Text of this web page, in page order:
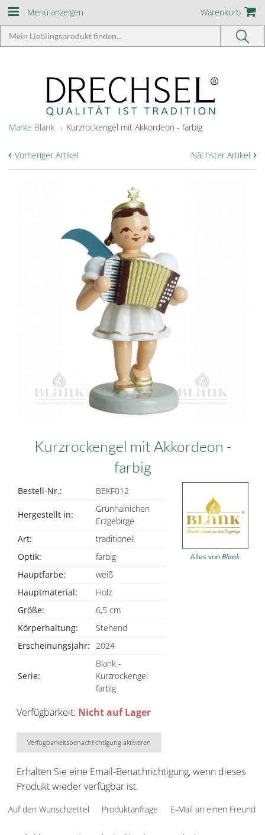
Menü anzeigen Warenkorb
Marke Blank Kurzrockengel mit Akkordeon - farbig
Nächster Artikel ›
‹ Vorheriger Artikel
Kurzrockengel mit Akkordeon -
farbig
Bestell-Nr.: BEKF012
Hergestellt in:
Grünhainichen
Erzgebirge
Art:
traditionell
Optik:
farbig
Hauptfarbe:
weiß
Hauptmaterial:
Holz
Größe:
6,5 cm
Körperhaltung:
Stehend
Erscheinungsjahr:
2024
Serie:
Blank -
Kurzrockengel
farbig
Alles vonBlank
Verfügbarkeit: Nicht auf Lager
Verfügbarkeitsbenachrichtigung aktivieren
Erhalten Sie eine Email-Benachrichtigung, wenn dieses
Produkt wieder verfügbar ist.
Auf den Wunschzettel Produktanfrage E-Mail an einen Freund